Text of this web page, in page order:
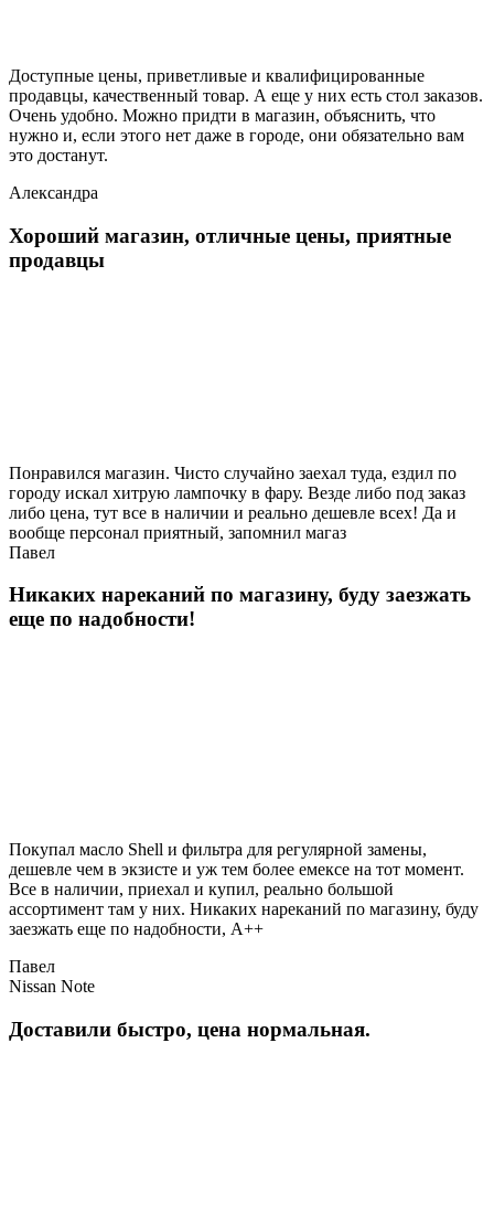
Доступные цены, приветливые и квалифицированные
продавцы, качественный товар. А еще у них есть стол заказов.
Очень удобно. Можно придти в магазин, объяснить, что
нужно и, если этого нет даже в городе, они обязательно вам
это достанут.
Александра
Хороший магазин, отличные цены, приятные
продавцы
Понравился магазин. Чисто случайно заехал туда, ездил по
городу искал хитрую лампочку в фару. Везде либо под заказ
либо цена, тут все в наличии и реально дешевле всех! Да и
вообще персонал приятный, запомнил магаз
Павел
Никаких нареканий по магазину, буду заезжать
еще по надобности!
Покупал масло Shell и фильтра для регулярной замены,
дешевле чем в экзисте и уж тем более емексе на тот момент.
Все в наличии, приехал и купил, реально большой
ассортимент там у них. Никаких нареканий по магазину, буду
заезжать еще по надобности, A++
Павел
Nissan Note
Доставили быстро, цена нормальная.